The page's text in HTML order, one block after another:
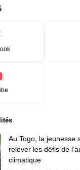
Au Togo, la jeunesse
relever les défis de
climatique